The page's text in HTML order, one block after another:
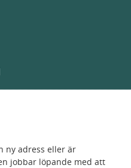
ny adress eller är
jobbar löpande med att